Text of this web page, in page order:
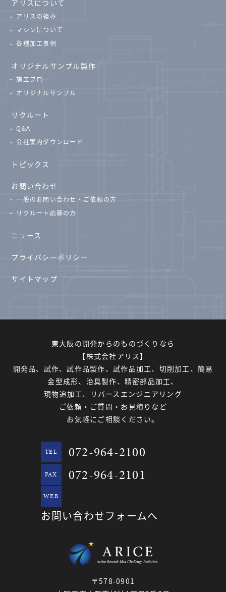
アリスについて
アリスの強み
マシンについて
各種加工事例
オリジナルサンプル製作
施工フロー
オリジナルサンプル
リクルート
Q&A
会社案内ダウンロード
トピックス
お問い合わせ
一般のお問い合わせ・ご依頼の方
リクルート応募の方
ニュース
プライバシーポリシー
サイトマップ
東大阪の開発からのものづくりなら
【株式会社アリス】
開発品、試作、試作品製作、試作品加工、切削加工、簡易
金型成形、治具製作、精密部品加工、
現物追加工、リバースエンジニアリング
ご依頼・ご質問・お見積りなど
お気軽にご相談ください。
TEL 072-964-2100
FAX 072-964-2101
WEB
お問い合わせフォームへ
〒578-0901